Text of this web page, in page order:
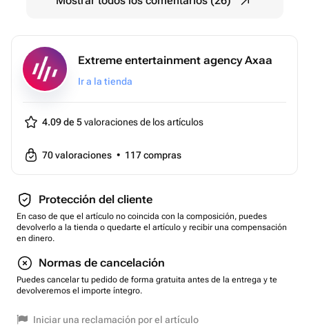
Тип сертификата: подарки-впечатления
Вид подарка-впечатления: экстрим
Тематика: авто
Extreme entertainment agency Axaa
Ir a la tienda
4.09 de 5valoraciones de los artículos
70valoraciones • 117compras
Protección del cliente
En caso de que el artículo no coincida con la composición, puedes
devolverlo a la tienda o quedarte el artículo y recibir una compensación
en dinero.
Normas de cancelación
Puedes cancelar tu pedido de forma gratuita antes de la entrega y te
devolveremos el importe íntegro.
Iniciar una reclamación por el artículo